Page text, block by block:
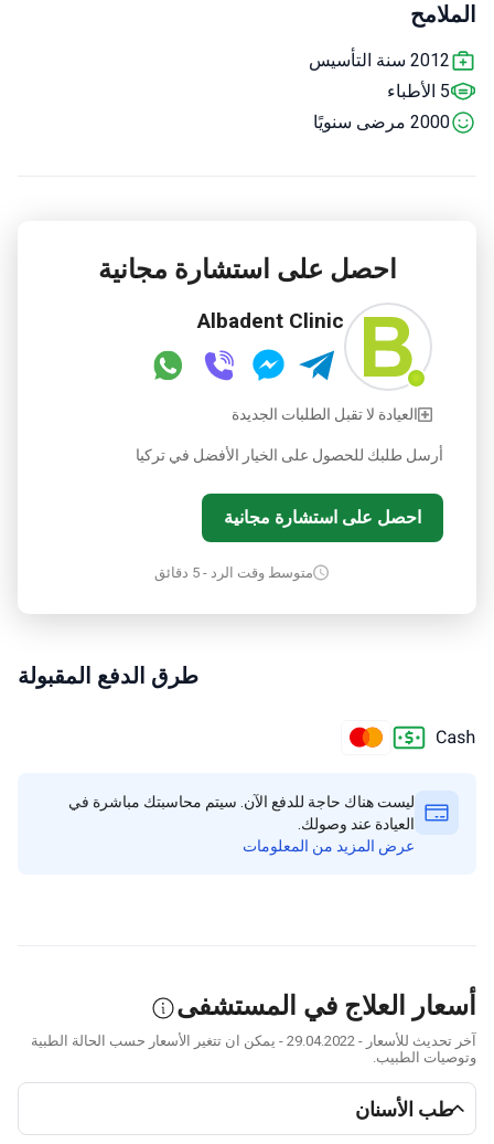
الملامح
2012 سنة التأسيس
5 الأطباء
2000 مرضى سنويًا
احصل على استشارة مجانية
Albadent Clinic
العيادة لا تقبل الطلبات الجديدة
أرسل طلبك للحصول على الخيار الأفضل في تركيا
احصل على استشارة مجانية
متوسط وقت الرد - 5 دقائق
طرق الدفع المقبولة
ليست هناك حاجة للدفع الآن. سيتم محاسبتك مباشرة في
العيادة عند وصولك.
عرض المزيد من المعلومات
أسعار العلاج في المستشفى
آخر تحديث للأسعار - 29.04.2022 - يمكن ان تتغير الأسعار حسب الحالة الطبية
وتوصيات الطبيب.
طب الأسنان